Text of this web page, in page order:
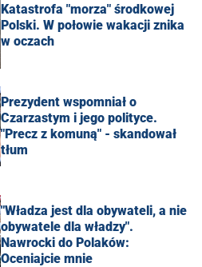
Katastrofa "morza" środkowej
Polski. W połowie wakacji znika
w oczach
Prezydent wspomniał o
Czarzastym i jego polityce.
"Precz z komuną" - skandował
tłum
"Władza jest dla obywateli, a nie
obywatele dla władzy".
Nawrocki do Polaków:
Oceniajcie mnie